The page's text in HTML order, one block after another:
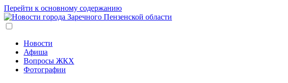
Перейти к основному содержанию
Новости
Афиша
Вопросы ЖКХ
Фотографии